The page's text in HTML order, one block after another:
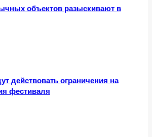
объектов разыскивают в
действовать ограничения на
фестиваля